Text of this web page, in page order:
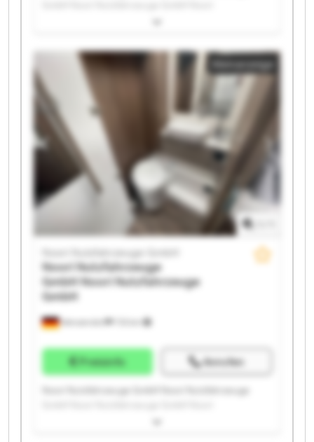
Nutzfahrzeuge GmbH Noori Nutzfahrzeuge GmbH
GmbH Noori Nutzfahrzeuge GmbH Noori
Nutzfahrzeuge GmbH Noori Nutzfahrzeuge GmbH
Noori Nutzfahrzeuge GmbH Noori Nutzfahrzeuge
GmbH Noori Nutzfahrzeuge GmbH Noori
Nutzfahrzeuge GmbH Noori Nutzfahrzeuge GmbH
Noori Nutzfahrzeuge GmbH Noori Nutzfahrzeuge
GmbH Noori Nutzfahrzeuge GmbH Noori
Nutzfahrzeuge GmbH Noori Nutzfahrzeuge GmbH
Kleinanzeige
Wenzendorf
Noori Nutzfahrzeuge GmbH
Noori Nutzfahrzeuge
GmbHNoori Nutzfahrzeuge
GmbH
Preisinfo Anrufen
Nutzfahrzeuge GmbH Noori Nutzfahrzeuge GmbH